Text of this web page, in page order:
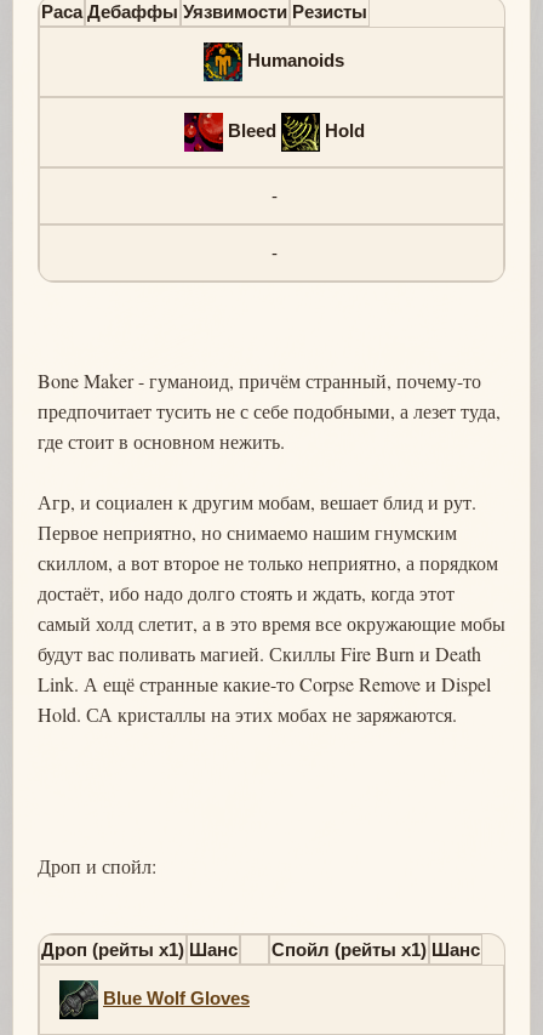
Раса Дебаффы Уязвимости Резисты
Humanoids
Bleed Hold
-
-
Bone Maker - гуманоид, причём странный, почему-то
предпочитает тусить не с себе подобными, а лезет туда,
где стоит в основном нежить.
Агр, и социален к другим мобам, вешает блид и рут.
Первое неприятно, но снимаемо нашим гнумским
скиллом, а вот второе не только неприятно, а порядком
достаёт, ибо надо долго стоять и ждать, когда этот
самый холд слетит, а в это время все окружающие мобы
будут вас поливать магией. Скиллы Fire Burn и Death
Link. А ещё странные какие-то Corpse Remove и Dispel
Hold. СА кристаллы на этих мобах не заряжаются.
Дроп и спойл:
Дроп (рейты х1) Шанс Спойл (рейты х1) Шанс
Blue Wolf Gloves